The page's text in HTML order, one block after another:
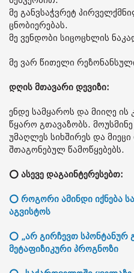
მე განვსაჭვრეტ
ცნობიერებას.
მე ვენდობი სიცოცხლის
მე ვარ წითელი
დღის მთავარი დევიზი:
ენდე სამყაროს და მიიღე ის
წყარო გთავაზობს. მოუსმინე
უმაღლეს სიხშირეს და
შთაგონებულ წამოწყებებს.
⭕ ასევე დაგაინტერესებთ:
⭕ როგორი ამინდი იქნება
აგვისტოს
⭕ „არ გირჩევთ სპონტანურ
მეტაფიზიკური პროგნოზი